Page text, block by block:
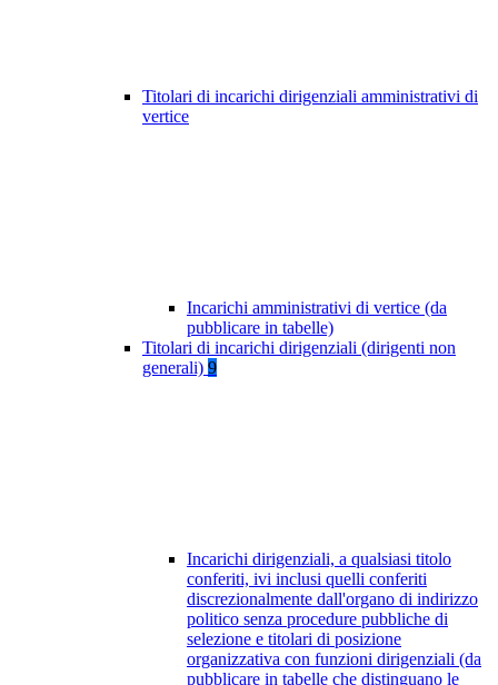
Titolari di incarichi dirigenziali amministrativi di
vertice
Incarichi amministrativi di vertice (da
pubblicare in tabelle)
Titolari di incarichi dirigenziali (dirigenti non
generali) 9
Incarichi dirigenziali, a qualsiasi titolo
conferiti, ivi inclusi quelli conferiti
discrezionalmente dall'organo di indirizzo
politico senza procedure pubbliche di
selezione e titolari di posizione
organizzativa con funzioni dirigenziali (da
pubblicare in tabelle che distinguano le